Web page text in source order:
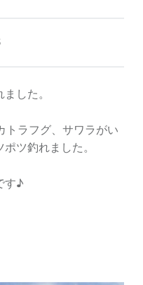
した。
トラフグ、サワラがい
ツ釣れました。
す♪